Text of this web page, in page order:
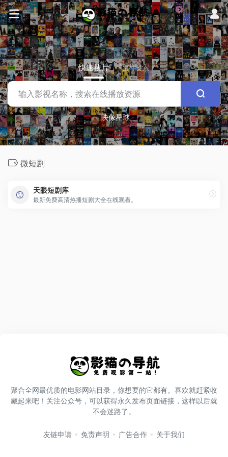
快速搜片 站内搜索
映像星球
微短剧
天眼短剧库
最新免费高清热播短剧大全在线观看。
聚合全网最优质的电影网站目录，你想要的它都有。喜欢就赶紧收
藏起来吧！关注公众号，可以获得永久发布页面链接，这样以后就
不会迷路了。
友链申请 免责声明 广告合作 关于我们